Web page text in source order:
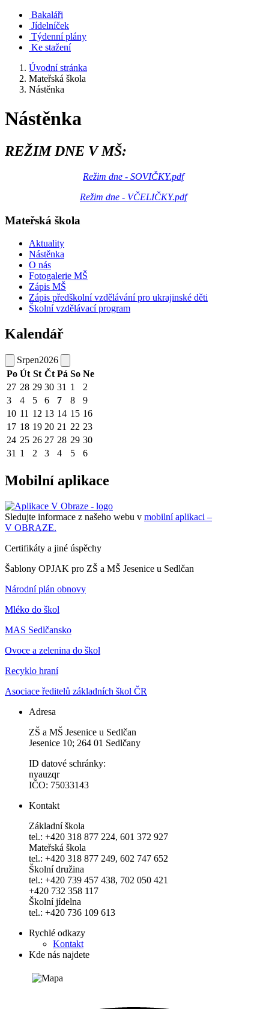
Bakaláři
Jídelníček
Týdenní plány
Ke stažení
Úvodní stránka
Mateřská škola
Nástěnka
Nástěnka
REŽIM DNE V MŠ:
Režim dne - SOVIČKY.pdf
Režim dne - VČELIČKY.pdf
Mateřská škola
Aktuality
Nástěnka
O nás
Fotogalerie MŠ
Zápis MŠ
Zápis předškolní vzdělávání pro ukrajinské děti
Školní vzdělávací program
Kalendář
Srpen2026
Po Út St Čt Pá So Ne
27 28 29 30 31 1
2
3
4 5 6 7 8
9
10 11 12 13 14 15 16
17 18 19 20 21 22 23
24 25 26 27 28 29 30
31 1 2 3 4 5 6
Mobilní aplikace
Sledujte informace z našeho webu v mobilní aplikaci –
V OBRAZE.
Certifikáty a jiné úspěchy
Šablony OPJAK pro ZŠ a MŠ Jesenice u Sedlčan
Národní plán obnovy
Mléko do škol
MAS Sedlčansko
Ovoce a zelenina do škol
Recyklo hraní
Asociace ředitelů základních škol ČR
Adresa
ZŠ a MŠ Jesenice u Sedlčan
Jesenice 10; 264 01 Sedlčany
ID datové schránky:
nyauzqr
IČO: 75033143
Kontakt
Základní škola
tel.: +420 318 877 224, 601 372 927
Mateřská škola
tel.: +420 318 877 249, 602 747 652
Školní družina
tel.: +420 739 457 438, 702 050 421
+420 732 358 117
Školní jídelna
tel.: +420 736 109 613
Rychlé odkazy
Kontakt
Kde nás najdete